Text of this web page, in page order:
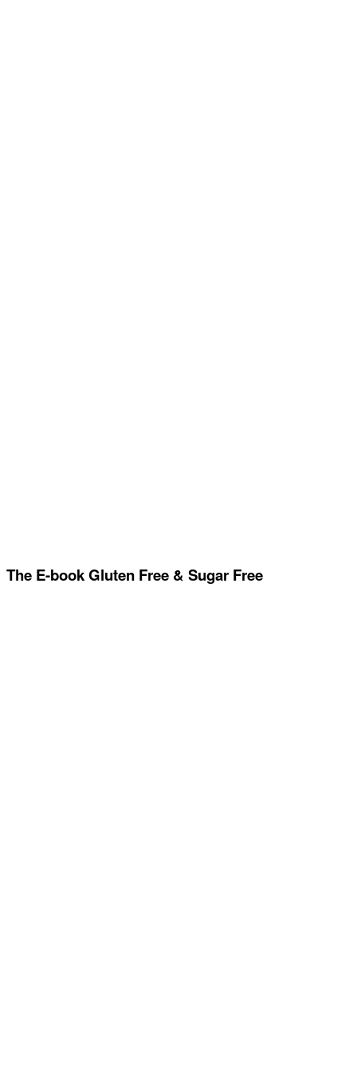
The E-book Gluten Free & Sugar Free